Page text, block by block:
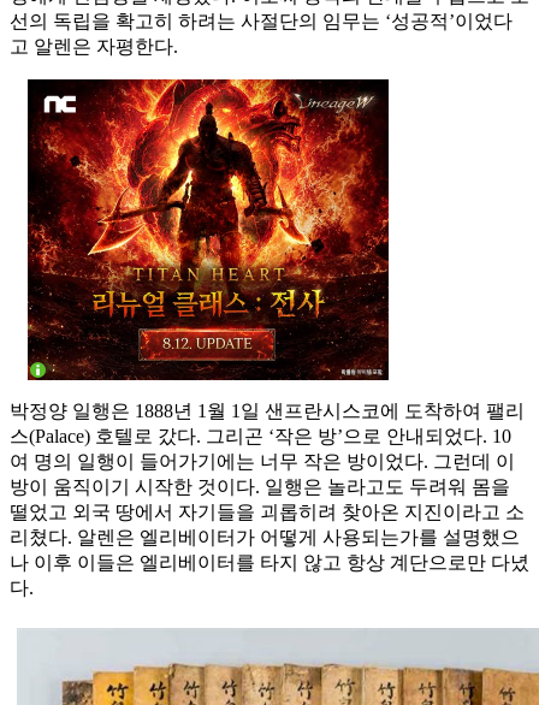
선의 독립을 확고히 하려는 사절단의 임무는 ‘성공적’이었다
고 알렌은 자평한다.
박정양 일행은 1888년 1월 1일 샌프란시스코에 도착하여 팰리
스(Palace) 호텔로 갔다. 그리곤 ‘작은 방’으로 안내되었다. 10
여 명의 일행이 들어가기에는 너무 작은 방이었다. 그런데 이
방이 움직이기 시작한 것이다. 일행은 놀라고도 두려워 몸을
떨었고 외국 땅에서 자기들을 괴롭히려 찾아온 지진이라고 소
리쳤다. 알렌은 엘리베이터가 어떻게 사용되는가를 설명했으
나 이후 이들은 엘리베이터를 타지 않고 항상 계단으로만 다녔
다.